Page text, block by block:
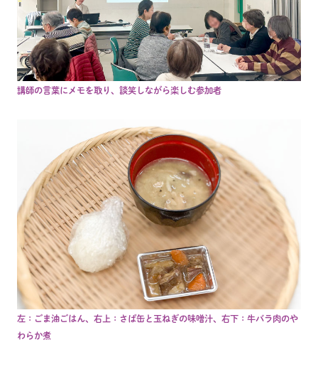
講師の言葉にメモを取り、談笑しながら楽しむ参加者
左：ごま油ごはん、右上：さば缶と玉ねぎの味噌汁、右下：牛バラ肉のや
わらか煮